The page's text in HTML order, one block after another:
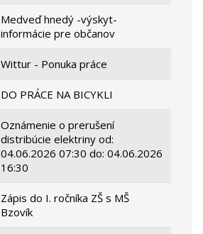
Medveď hnedý -výskyt-
informácie pre občanov
Wittur - Ponuka práce
DO PRÁCE NA BICYKLI
Oznámenie o prerušení
distribúcie elektriny od:
04.06.2026 07:30 do: 04.06.2026
16:30
Zápis do I. ročníka ZŠ s MŠ
Bzovík